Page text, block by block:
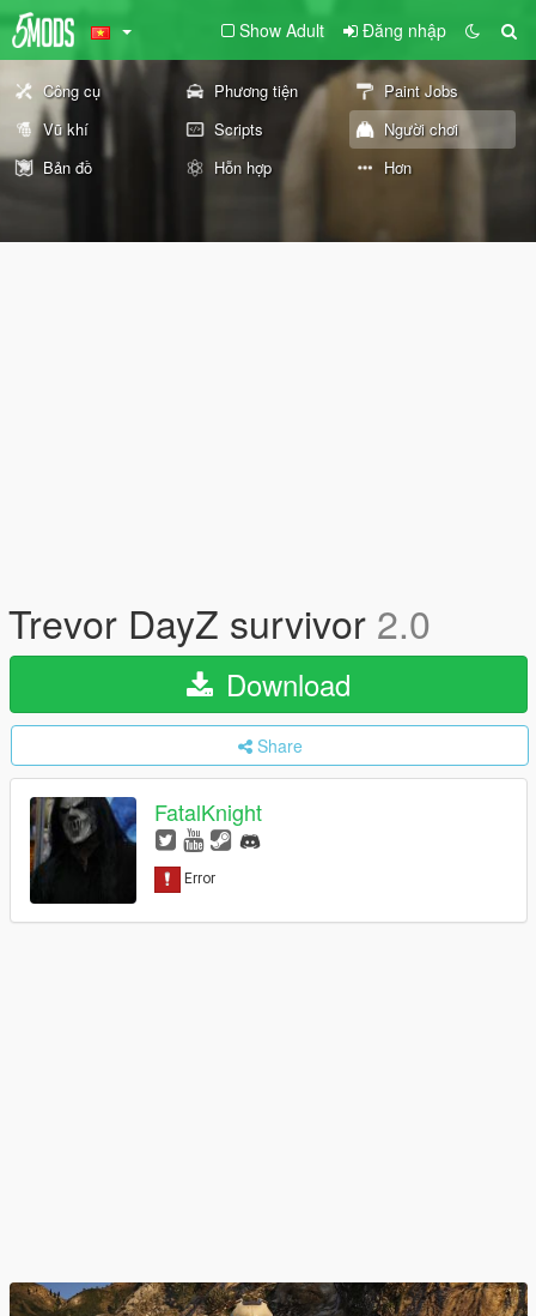
Show Adult Đăng nhập
Công cụ Phương tiện
Paint Jobs
Vũ khí
Scripts
Người chơi
Bản đồ
Hỗn hợp Hơn
Trevor DayZ survivor 2.0
Download
Share
FatalKnight